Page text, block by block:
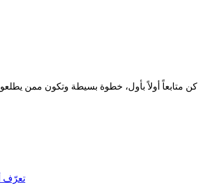
كن متابعاً أولاً بأول، خطوة بسيطة وتكون ممن
تعرّف